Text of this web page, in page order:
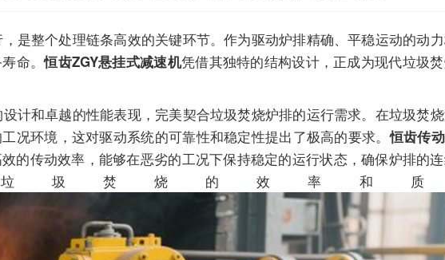
整个处理链条高效的关键环节。作为驱动炉排精确、平稳运动的动力
命。恒齿ZGY悬挂式减速机凭借其独特的结构设计，正成为现代垃圾
计和卓越的性能表现，完美契合垃圾焚烧炉排的运行需求。在垃圾焚
况环境，这对驱动系统的可靠性和稳定性提出了极高的要求。恒齿传
的传动效率，能够在恶劣的工况下保持稳定的运行状态，确保炉排的
圾焚烧的效率和质